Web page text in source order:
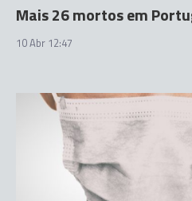
Mais 26 mortos em
10 Abr 12:47